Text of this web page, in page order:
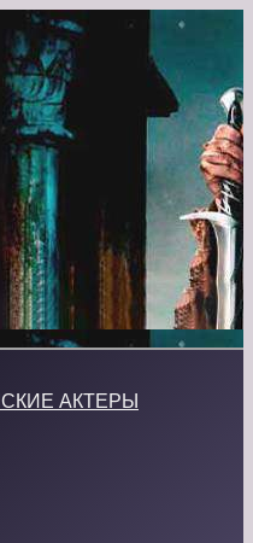
АКТЕРЫ